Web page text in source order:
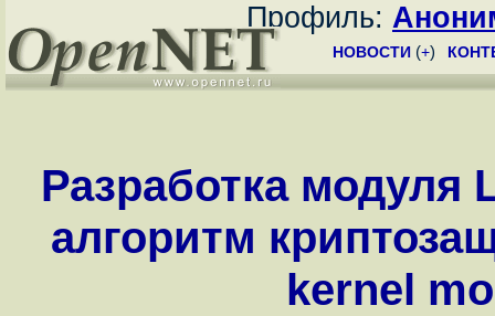
Профиль:
НОВОСТИ (+)
Разработка модуля
алгоритм
kernel